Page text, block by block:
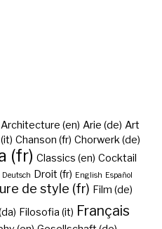
Architecture (en) Arie (de) Art
Chanson (fr) Chorwerk (de)
(fr) Classics (en) Cocktail
Deutsch Droit (fr) English Español
de style (fr) Film (de)
Filosofia (it) Français